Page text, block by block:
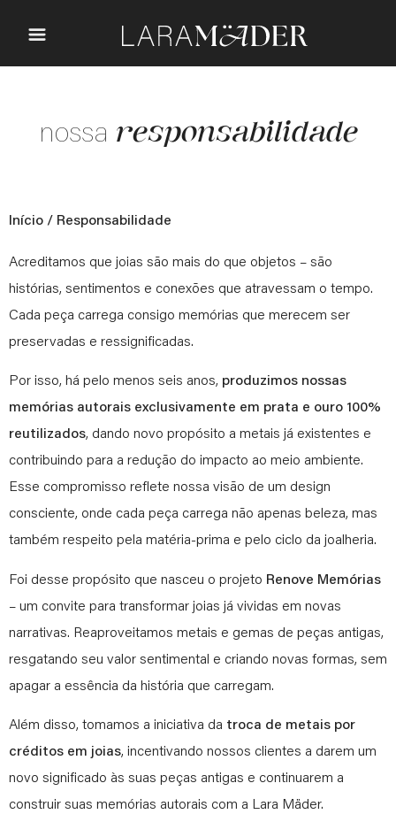
nossa responsabilidade
Início / Responsabilidade
Acreditamos que joias são mais do que objetos – são
histórias, sentimentos e conexões que atravessam o tempo.
Cada peça carrega consigo memórias que merecem ser
preservadas e ressignificadas.
Por isso, há pelo menos seis anos, produzimos nossas
memórias autorais exclusivamente em prata e ouro 100%
reutilizados, dando novo propósito a metais já existentes e
contribuindo para a redução do impacto ao meio ambiente.
Esse compromisso reflete nossa visão de um design
consciente, onde cada peça carrega não apenas beleza, mas
também respeito pela matéria-prima e pelo ciclo da joalheria.
Foi desse propósito que nasceu o projeto Renove Memórias
– um convite para transformar joias já vividas em novas
narrativas. Reaproveitamos metais e gemas de peças antigas,
resgatando seu valor sentimental e criando novas formas, sem
apagar a essência da história que carregam.
Além disso, tomamos a iniciativa da troca de metais por
créditos em joias, incentivando nossos clientes a darem um
novo significado às suas peças antigas e continuarem a
construir suas memórias autorais com a Lara Mäder.